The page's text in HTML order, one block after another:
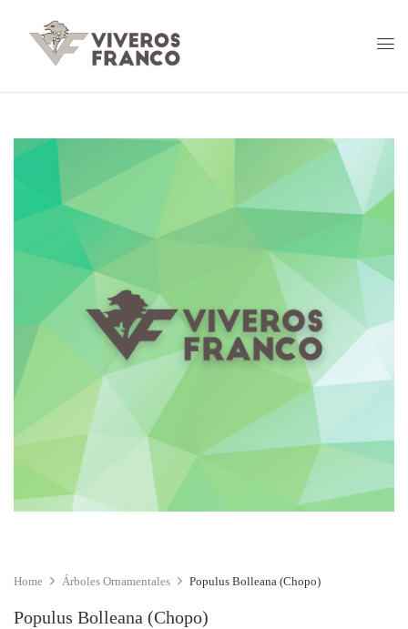
Home Árboles Ornamentales Populus Bolleana (Chopo)
Populus Bolleana (Chopo)